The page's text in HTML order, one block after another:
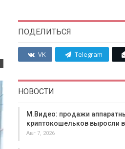
ПОДЕЛИТЬСЯ
VK Telegram
НОВОСТИ
М.Видео: продажи
криптокошельков выросли
Авг 7, 2026